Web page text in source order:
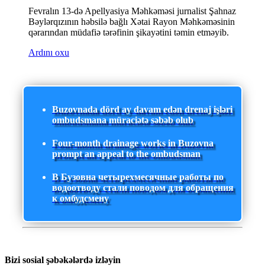
Fevralın 13-də Apellyasiya Məhkəməsi jurnalist Şahnaz
Bəylərqızının həbsilə bağlı Xətai Rayon Məhkəməsinin
qərarından müdafiə tərəfinin şikayətini təmin etməyib.
Ardını oxu
Buzovnada dörd ay davam edən drenaj işləri
ombudsmana müraciətə səbəb olub
Four-month drainage works in Buzovna
prompt an appeal to the ombudsman
В Бузовна четырехмесячные работы по
водоотводу стали поводом для обращения
к омбудсмену
Bizi sosial şəbəkələrdə izləyin